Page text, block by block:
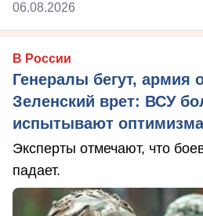
06.08.2026
В России
Генералы бегут, армия
Зеленский врет: ВСУ
испытывают оптимизма
Эксперты отмечают, что
падает.